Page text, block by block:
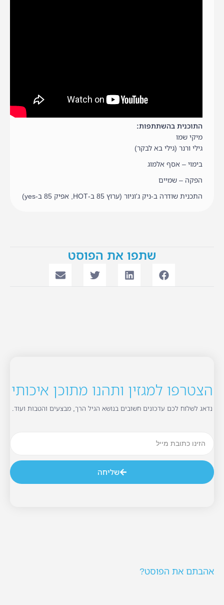
התוכנית בהשתתפות:
מיקי שמו
גילי ורנר (גילי בא לבקר)
בימוי – אסף אלמוג
הפקה – שמיים
התכנית שודרה ב-ניק ג'וניור (ערוץ 85 ב-HOT, אפיק 85 ב-yes)
שתפו את הפוסט
הצטרפו למגזין ותהנו מתוכן איכותי
נדאג לשלוח לכם עדכונים חשובים בנושא הגיל הרך, מבצעים והטבות ועוד.
שליחה
אהבתם את הפוסט?